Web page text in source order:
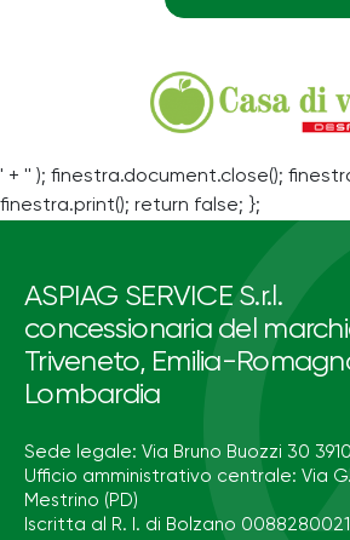
' + '' ); finestra.document.close();
finestra.print(); return false; };
ASPIAG SERVICE S.r.l.
concessionaria del
Triveneto, Emilia-
Lombardia
Sede legale: Via Bruno Buozzi 30
Ufficio amministrativo centrale: Via
Mestrino (PD)
Iscritta al R. I. di Bolzano